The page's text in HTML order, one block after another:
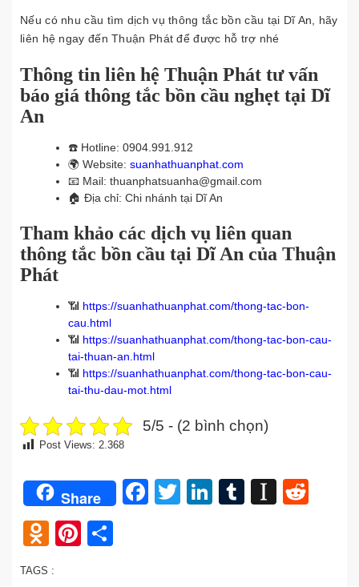
Nếu có nhu cầu tìm dịch vụ thông tắc bồn cầu tại Dĩ An, hãy
liên hệ ngay đến Thuận Phát để được hỗ trợ nhé
Thông tin liên hệ Thuận Phát tư vấn
báo giá thông tắc bồn cầu nghẹt tại Dĩ
An
☎️ Hotline: 0904.991.912
🌍 Website: suanhathuanphat.com
📧 Mail: thuanphatsuanha@gmail.com
🏠 Địa chỉ: Chi nhánh tại Dĩ An
Tham khảo các dịch vụ liên quan
thông tắc bồn cầu tại Dĩ An của Thuận
Phát
📶 https://suanhathuanphat.com/thong-tac-bon-
cau.html
📶 https://suanhathuanphat.com/thong-tac-bon-cau-
tai-thuan-an.html
📶 https://suanhathuanphat.com/thong-tac-bon-cau-
tai-thu-dau-mot.html
5/5 - (2 bình chọn)
Post Views: 2.368
Share Facebook
TwitterLinkedIn
Tumblr
Odnoklassniki
Pinterest
TAGS :